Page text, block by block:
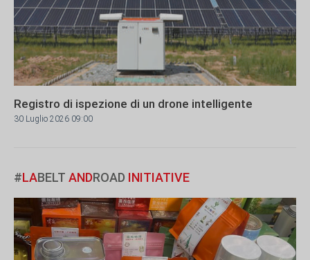
Registro di ispezione di un drone intelligente
30 Luglio 2026 09:00
#LABELT ANDROAD INITIATIVE